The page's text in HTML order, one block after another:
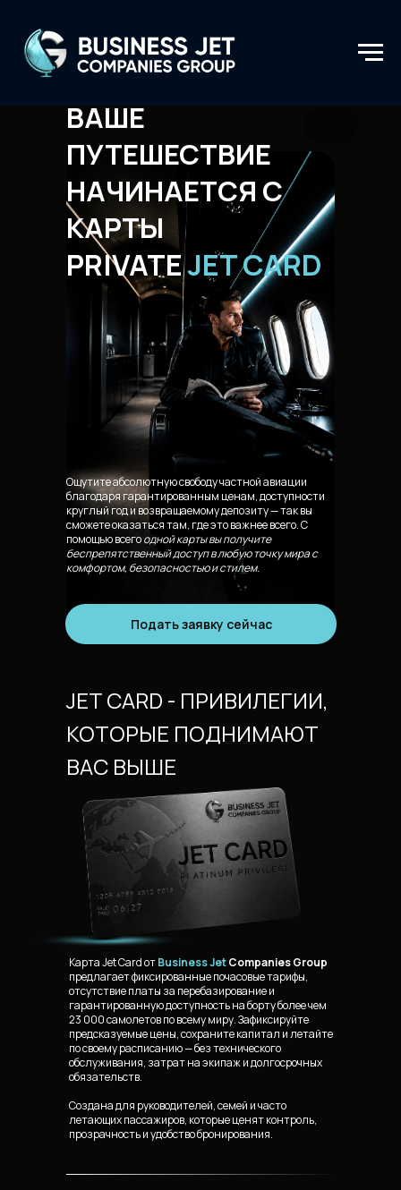
PRIVATEJET CARD
ВАШЕ
ПУТЕШЕСТВИЕ
НАЧИНАЕТСЯ С
КАРТЫ
Карта Jet Card отBusiness JetCompanies Group
предлагает фиксированные почасовые тарифы,
отсутствие платы за перебазирование и
гарантированную доступность на борту более чем
23 000 самолетов по всему миру. Зафиксируйте
предсказуемые цены, сохраните капитал и летайте
по своему расписанию — без технического
обслуживания, затрат на экипаж и долгосрочных
обязательств.
Создана для руководителей, семей и часто
летающих пассажиров, которые ценят контроль,
прозрачность и удобство бронирования.
Ощутите абсолютную свободу частной авиации
благодаря гарантированным ценам, доступности
круглый год и возвращаемому депозиту — так вы
сможете оказаться там, где это важнее всего. С
помощью всегоодной карты вы получите
беспрепятственный доступ в любую точку мира с
комфортом, безопасностью и стилем.
Подать заявку сейчас
JET CARD - ПРИВИЛЕГИИ,
КОТОРЫЕ ПОДНИМАЮТ
ВАС ВЫШЕ